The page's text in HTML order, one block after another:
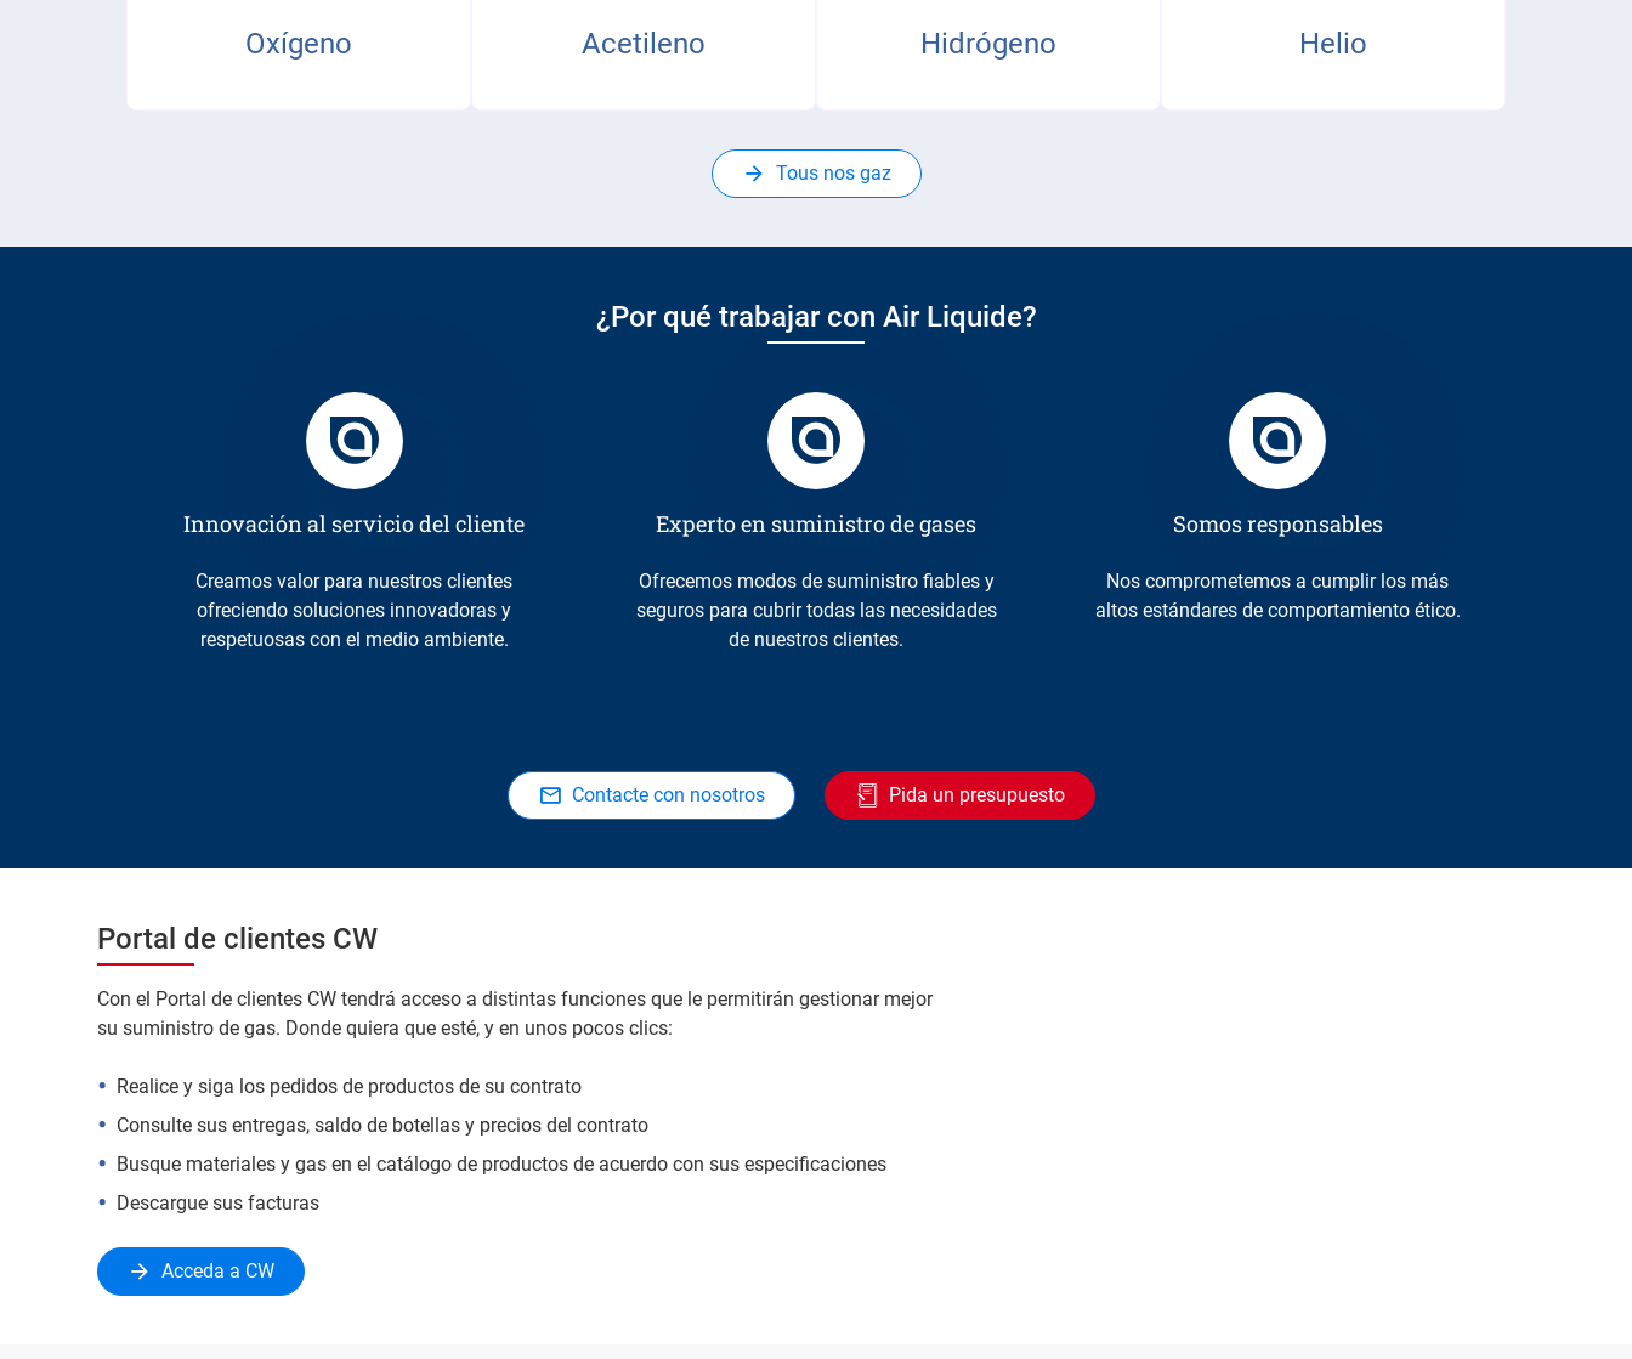
Oxígeno Acetileno Hidrógeno Helio
Tous nos gaz
¿Por qué trabajar con Air Liquide?
Innovación al servicio del cliente
Creamos valor para nuestros clientes
ofreciendo soluciones innovadoras y
respetuosas con el medio ambiente.
Experto en suministro de gases
Ofrecemos modos de suministro fiables y
seguros para cubrir todas las necesidades
de nuestros clientes.
Somos responsables
Nos comprometemos a cumplir los más
altos estándares de comportamiento ético.
Contacte con nosotros Pida un presupuesto
Portal de clientes CW
Con el Portal de clientes CW tendrá acceso a distintas funciones que le permitirán gestionar mejor
su suministro de gas. Donde quiera que esté, y en unos pocos clics:
Realice y siga los pedidos de productos de su contrato
Consulte sus entregas, saldo de botellas y precios del contrato
Busque materiales y gas en el catálogo de productos de acuerdo con sus especificaciones
Descargue sus facturas
Acceda a CW